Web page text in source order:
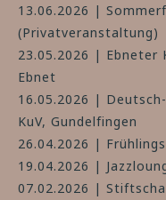
13.06.2026 |
(Privatveranstaltung)
23.05.2026 | Ebneter
Ebnet
16.05.2026 |
KuV, Gundelfingen
26.04.2026 |
19.04.2026 |
07.02.2026 |